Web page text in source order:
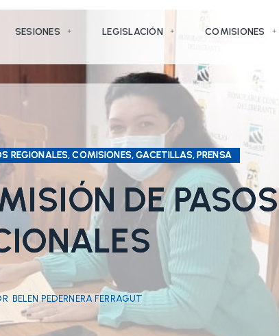
SESIONES LEGISLACIÓN COMISIONES
REGIONALES, COMISIONES, GACETILLAS, PRENSA
DE PASOS
BELEN PEDERNERA FERRAGUT